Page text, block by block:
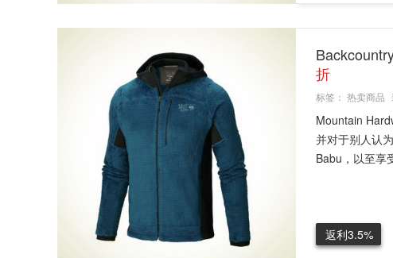
折
标签： 热卖商品
Mountain
并对于别人认
Babu，以至享
返利3.5%